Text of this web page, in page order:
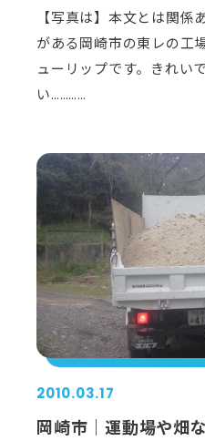
【写真は】本文とは関
がある岡崎市の東レの工
ューリップです。きれい
い…………
2010.03.17
岡崎市｜運動場や畑